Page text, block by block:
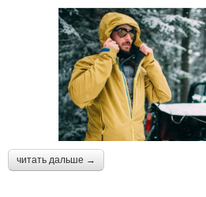
читать дальше →